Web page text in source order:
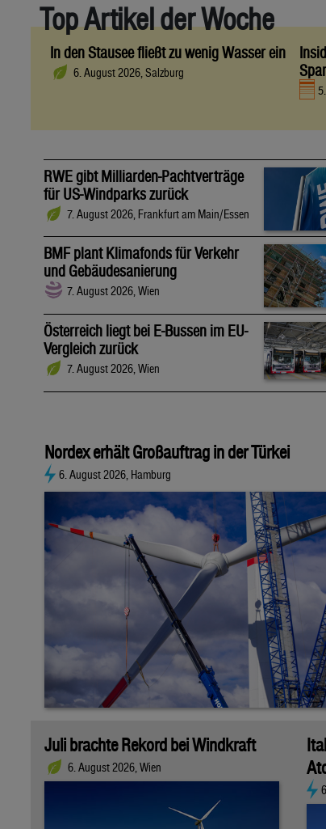
Top Artikel der Woche
In den Stausee fließt zu wenig Wasser ein
6. August 2026, Salzburg
RWE gibt Milliarden-Pachtverträge
für US-Windparks zurück
7. August 2026, Frankfurt am Main/Essen
BMF plant Klimafonds für Verkehr
und Gebäudesanierung
7. August 2026, Wien
Österreich liegt bei E-Bussen im EU-
Vergleich zurück
7. August 2026, Wien
Nordex erhält Großauftrag in der Türkei
6. August 2026, Hamburg
Juli brachte Rekord bei Windkraft
6. August 2026, Wien